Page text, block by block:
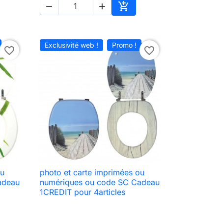
au panier
  
Ajouter au panier
favorite_border Exclusivité web ! Promo ! favorite_border
 Aperçu rapide
photo et carte imprimées ou
numériques ou code SC Cadeau
1CREDIT pour 4articles